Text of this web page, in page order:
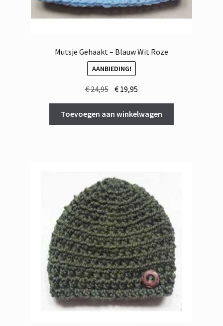
Mutsje Gehaakt – Blauw Wit Roze
AANBIEDING!
€24,95 Oorspronkelijke
was:
€ 24,95.
€ 19,95
is:
€ 19,95.
Toevoegen aan winkelwagen